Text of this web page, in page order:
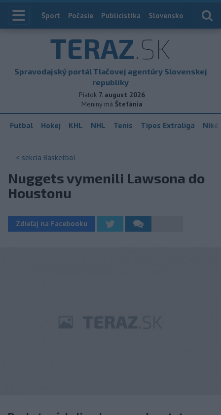
Index
Šport Počasie Publicistika Slovensko
TERAZ.SK
Spravodajský portál Tlačovej agentúry Slovenskej
republiky
Piatok 7. august 2026
Meniny má Štefánia
Futbal Hokej KHL NHL Tenis Tipos Extraliga
< sekcia Basketbal
Nuggets vymenili Lawsona do
Houstonu
Zdieľaj na Facebooku